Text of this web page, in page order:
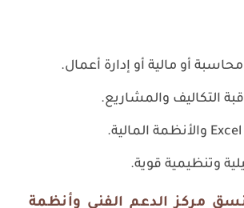
أو مالية أو إدارة أعمال.
التكاليف والمشاريع.
وتنظيمية قوية.
مركز الدعم الفني وأنظمة